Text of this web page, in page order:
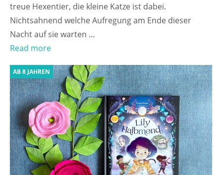
treue Hexentier, die kleine Katze ist dabei.
Nichtsahnend welche Aufregung am Ende dieser
Nacht auf sie warten …
Read more
AB 8 JAHREN